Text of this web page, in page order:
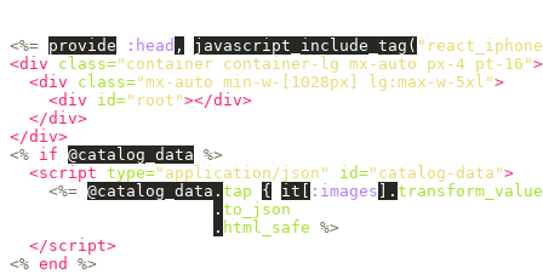
<%= provide :head , javascript_include_tag (
<div
class="container container-lg mx-auto px-4 pt-16">
<div
class="mx-auto min-w-[1028px] lg:max-w-5xl">
<div
id="root"></div>
</div>
</div>
<% if @catalog_data %>
<script type="application/json" id="catalog-data">
<%= @catalog_data . tap { it [ :images ].
. to_json
. html_safe %>
</script>
<% end %>